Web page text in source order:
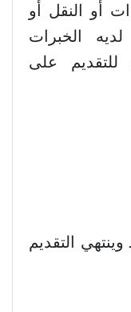
أو النقل أو
الخبرات
للتقديم على
بتاريخ 15-5-1446هـ وينتهي التقديم